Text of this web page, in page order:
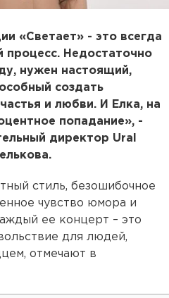
«Светает» - это всегда
процесс. Недостаточно
нужен настоящий,
создать
и любви. И Елка, на
попадание», -
директор Ural
стиль, безошибочное
чувство юмора и
ее концерт – это
для людей,
отмечают в